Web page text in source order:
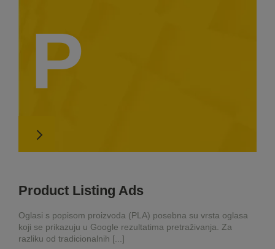
P
Product Listing Ads
Oglasi s popisom proizvoda (PLA) posebna su vrsta oglasa
koji se prikazuju u Google rezultatima pretraživanja. Za
razliku od tradicionalnih [...]